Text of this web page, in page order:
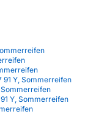
91 Y, Sommerreifen
Sommerreifen
Y, Sommerreifen